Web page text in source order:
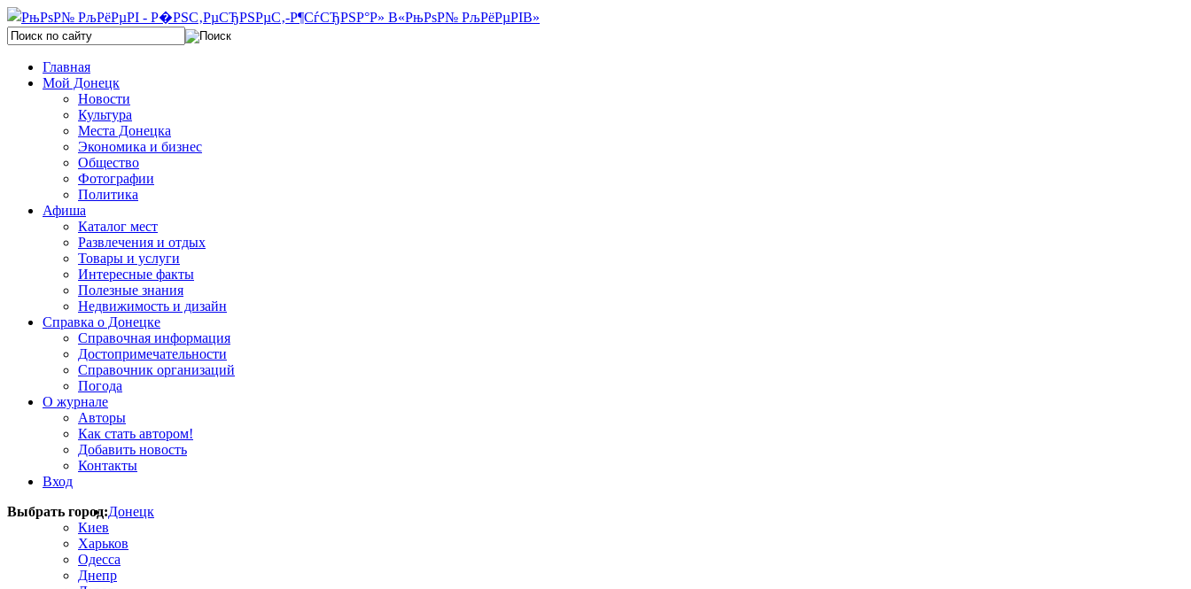
Главная
Мой Донецк
Новости
Культура
Места Донецка
Экономика и бизнес
Общество
Фотографии
Политика
Афиша
Каталог мест
Развлечения и отдых
Товары и услуги
Интересные факты
Полезные знания
Недвижимость и дизайн
Справка о Донецке
Справочная информация
Достопримечательности
Справочник организаций
Погода
О журнале
Авторы
Как стать автором!
Добавить новость
Контакты
Вход
Выбрать город:Донецк
Киев
Харьков
Одесса
Днепр